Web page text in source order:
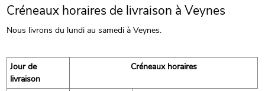
Créneaux horaires de livraison à Veynes
Nous livrons du lundi au samedi à Veynes.
Jour de
livraison
Créneaux horaires